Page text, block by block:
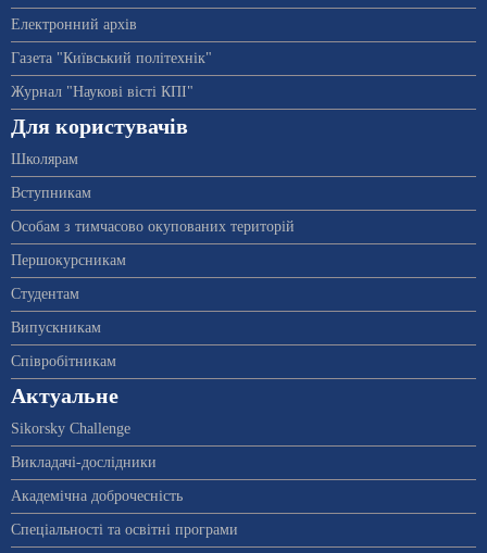
Електронний архів
Газета "Київський політехнік"
Журнал "Наукові вісті КПІ"
Для користувачів
Школярам
Вступникам
Особам з тимчасово окупованих територій
Першокурсникам
Студентам
Випускникам
Співробітникам
Актуальне
Sikorsky Challenge
Викладачі-дослідники
Академічна доброчесність
Спеціальності та освітні програми